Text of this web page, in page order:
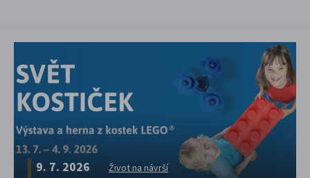
9. 7. 2026 Život na návrší